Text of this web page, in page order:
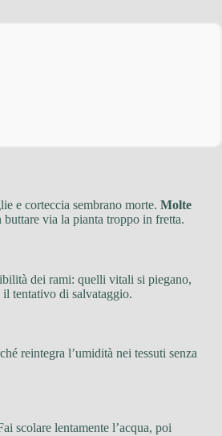
e corteccia sembrano morte. Molte
via la pianta troppo in fretta.
dei rami: quelli vitali si piegano,
il tentativo di salvataggio.
reintegra l’umidità nei tessuti senza
scolare lentamente l’acqua, poi